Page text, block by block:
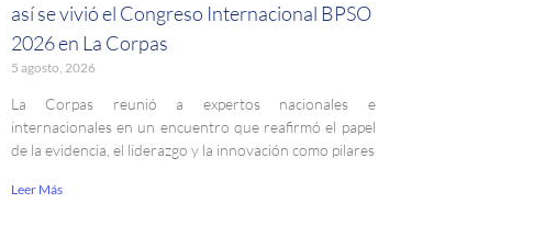
así se vivió el Congreso Internacional BPSO
2026 en La Corpas
5 agosto, 2026
La Corpas reunió a expertos nacionales e
internacionales en un encuentro que reafirmó el papel
de la evidencia, el liderazgo y la innovación como pilares
Leer Más